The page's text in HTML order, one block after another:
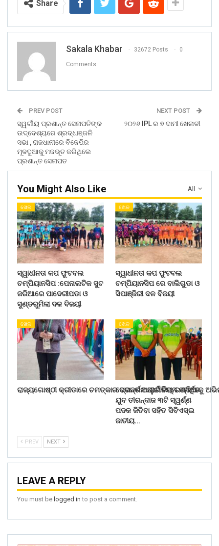
Share
Sakala Khabar 32672 Posts 0
Comments
PREV POST
ସ୍ୱର୍ଗୀୟ ପ୍ରଶାନ୍ତ ସେନାପତିଙ୍କ
ଉଦ୍ଦେଶ୍ୟରେ ଶ୍ରଦ୍ଧାଞ୍ଜଳି
ସଭା , ରାଜଧାନୀରେ ବିଜେପିର
ମୂଳଦୁଆକୁ ମଜଭୂତ କରିଥିଲେ
ପ୍ରଶାନ୍ତ ସେନାପତ
NEXT POST
୨୦୨୬ IPL ର ୭ ଦାମୀ ଖେଳାଳୀ
All
You Might Also Like
ଖେଳ
ସ୍ୱାଧୀନତା କପ ଫୁଟବଲ
ଚମ୍ପିୟାନସିପ :ପେନାଲଟିକ ସୁଟ
ଜରିଆରେ ପାଦେରୀପଡା ଓ
ସୁଣ୍ଡରୁମିଲା ଦଳ ବିଜୟୀ
ଖେଳ
ସ୍ୱାଧୀନତା କପ ଫୁଟବଲ
ଚମ୍ପିୟାନସିପ ରେ ବାଲିଗୁଡା ଓ
ସିପାଞ୍ଜିରୀ ଦଳ ବିଜୟୀ
ଖେଳ
ରାଜ୍ୟଗୋଷ୍ଠୀ କ୍ରୀଡାରେ ଚମତ୍କାର ପ୍ରଦର୍ଶନ ପାଇଁ ଟିମ୍ ଇଣ୍ଡିଆକୁ
ଖେଳ
ବେଦାନ୍ତ ଆଲୁମିନିୟମ ସମର୍ଥିତ
ଯୁବ ତୀରନ୍ଦାଜ ୩ଟି ସ୍ୱର୍ଣ୍ଣ
ପଦକ ଜିତିବା ସହିତ ସିବିଏସ୍ଇ
ଜାତୀୟ…
PREV NEXT
LEAVE A REPLY
You must be logged in to post a comment.